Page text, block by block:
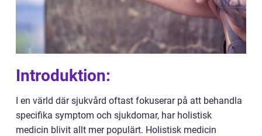
Introduktion:
I en värld där sjukvård oftast fokuserar på att behandla
specifika symptom och sjukdomar, har holistisk
medicin blivit allt mer populärt. Holistisk medicin